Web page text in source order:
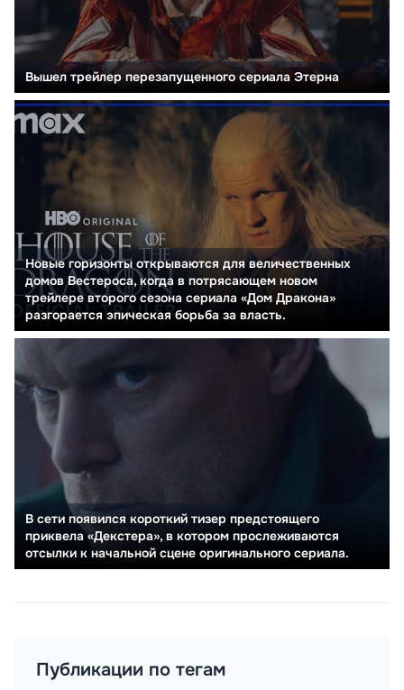
Вышел трейлер перезапущенного сериала Этерна
Новые горизонты открываются для величественных
домов Вестероса, когда в потрясающем новом
трейлере второго сезона сериала «Дом Дракона»
разгорается эпическая борьба за власть.
В сети появился короткий тизер предстоящего
приквела «Декстера», в котором прослеживаются
отсылки к начальной сцене оригинального сериала.
Публикации по тегам